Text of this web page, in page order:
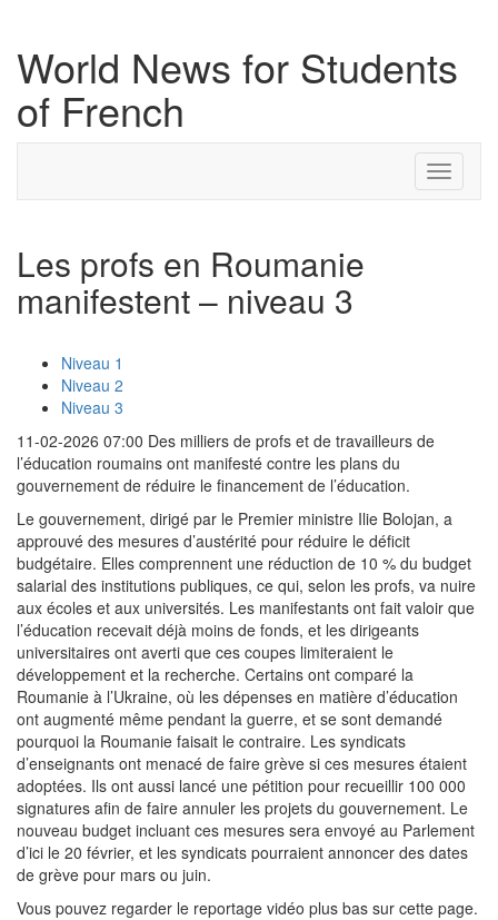
World News for Students
of French
Toggle
Les profs en Roumanie
manifestent – niveau 3
Niveau 1
Niveau 2
Niveau 3
11-02-2026 07:00 Des milliers de profs et de travailleurs de
l’éducation roumains ont manifesté contre les plans du
gouvernement de réduire le financement de l’éducation.
Le gouvernement, dirigé par le Premier ministre Ilie Bolojan, a
approuvé des mesures d’austérité pour réduire le déficit
budgétaire. Elles comprennent une réduction de 10 % du budget
salarial des institutions publiques, ce qui, selon les profs, va nuire
aux écoles et aux universités. Les manifestants ont fait valoir que
l’éducation recevait déjà moins de fonds, et les dirigeants
universitaires ont averti que ces coupes limiteraient le
développement et la recherche. Certains ont comparé la
Roumanie à l’Ukraine, où les dépenses en matière d’éducation
ont augmenté même pendant la guerre, et se sont demandé
pourquoi la Roumanie faisait le contraire. Les syndicats
d’enseignants ont menacé de faire grève si ces mesures étaient
adoptées. Ils ont aussi lancé une pétition pour recueillir 100 000
signatures afin de faire annuler les projets du gouvernement. Le
nouveau budget incluant ces mesures sera envoyé au Parlement
d’ici le 20 février, et les syndicats pourraient annoncer des dates
de grève pour mars ou juin.
Vous pouvez regarder le reportage vidéo plus bas sur cette page.